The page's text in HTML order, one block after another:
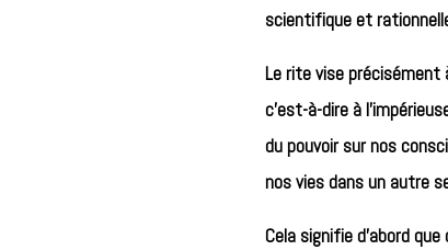
scientifique et
Le rite vise précisément
c’est-à-dire à
du pouvoir sur nos
nos vies dans un autre
Cela signifie d’abord